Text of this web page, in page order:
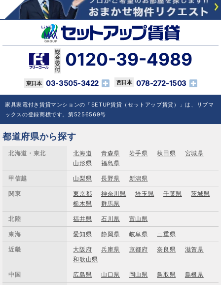
0120-39-4989
03-3505-3422 078-272-1503
家具家電付き賃貸マンションの「SETUP賃貸（セットアップ賃貸）」は、リブマ
ックスの登録商標です。第5256569号
都道府県から探す
北海道・東北 北海道 青森県 岩手県 秋田県
宮城県
山形県
福島県
甲信越 山梨県 長野県 新潟県
関東 東京都 神奈川県 埼玉県 千葉県
茨城県
栃木県
群馬県
北陸 福井県 石川県 富山県
東海 愛知県 静岡県 岐阜県 三重県
近畿 大阪府 兵庫県 京都府 奈良県
滋賀県
和歌山県
中国 広島県 山口県 岡山県 鳥取県 島根県